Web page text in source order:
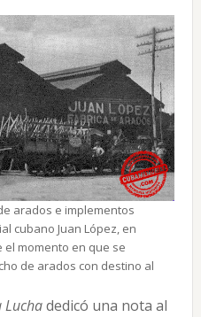
arados e implementos
cubano Juan López, en
el momento en que se
de arados con destino al
Luchadedicó una nota al